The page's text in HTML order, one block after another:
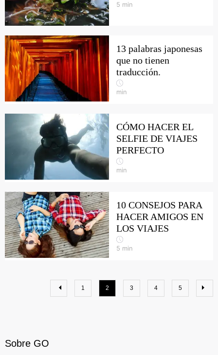
5 min
13 palabras japonesas
que no tienen
traducción.
min
CÓMO HACER EL
SELFIE DE VIAJES
PERFECTO
min
10 CONSEJOS PARA
HACER AMIGOS EN
LOS VIAJES
5 min
1 2 3 4 5
Sobre GO